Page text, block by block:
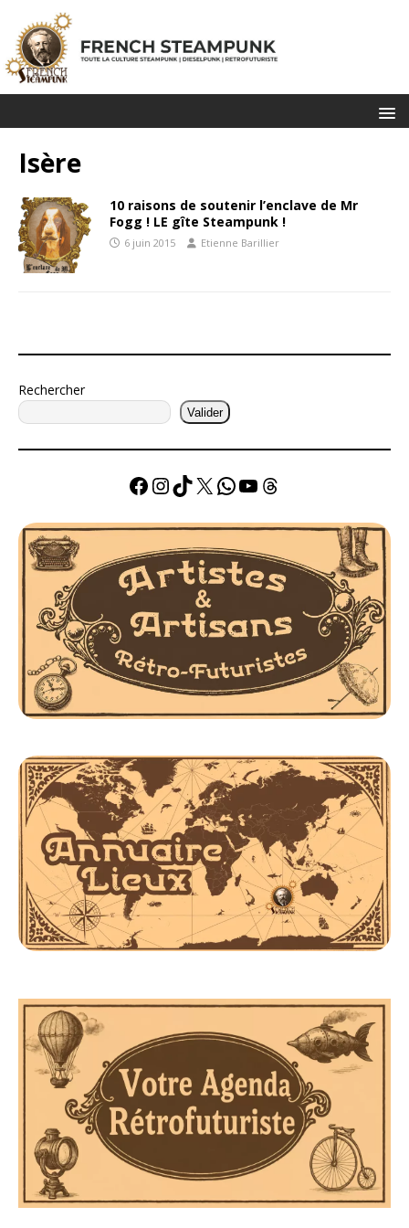
Isère
10 raisons de soutenir l’enclave de Mr
Fogg ! LE gîte Steampunk !
6 juin 2015 Etienne Barillier
Rechercher
Valider